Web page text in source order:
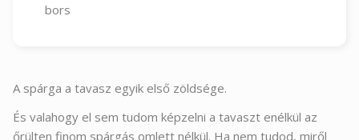
bors
A spárga a tavasz egyik első zöldsége.
És valahogy el sem tudom képzelni a tavaszt enélkül az
őrülten finom spárgás omlett nélkül. Ha nem tudod, miről